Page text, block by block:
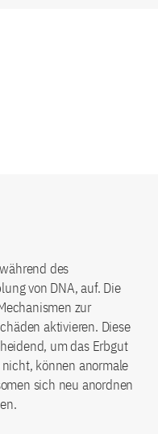
des
von DNA, auf. Die
zur
aktivieren. Diese
um das Erbgut
können anormale
sich neu anordnen